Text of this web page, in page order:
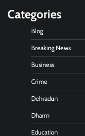
Categories
Blog
Breaking News
Business
Crime
Dehradun
Dharm
Education